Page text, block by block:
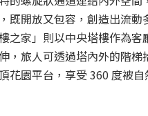
既開放又包容，創造出流動
之家」則以中央塔樓作為客
，旅人可透過塔內外的階梯
花園平台，享受 360 度被自